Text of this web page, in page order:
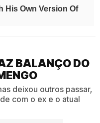
BALANÇO DO
deixou outros passar,
com o ex e o atual